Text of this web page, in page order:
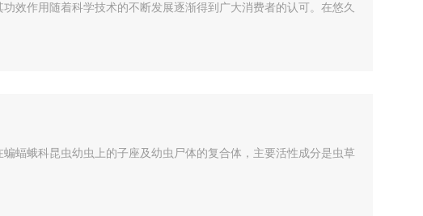
效作用随着科学技术的不断发展逐渐得到广大消费者的认可。在悠久
蝠蛾科昆虫幼虫上的子座及幼虫尸体的复合体，主要活性成分是虫草